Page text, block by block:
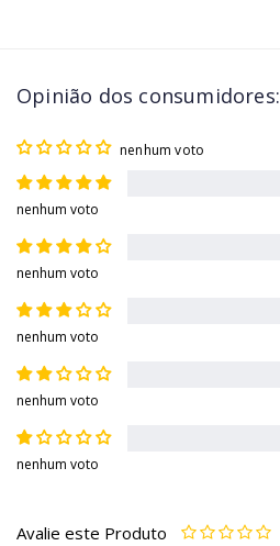
Opinião dos consumidores:
nenhum voto
nenhum voto
nenhum voto
nenhum voto
nenhum voto
nenhum voto
Avalie este Produto